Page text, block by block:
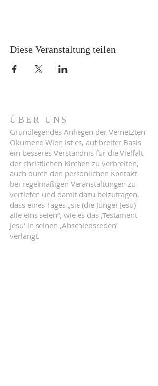
Diese Veranstaltung teilen
ÜBER UNS
Grundlegendes Anliegen der Vernetzten
Ökumene Wien ist es, auf breiter Basis
ein besseres Verständnis für die Vielfalt
der christlichen Kirchen zu verbreiten,
auch durch den persönlichen Kontakt
bei regelmäßigen Veranstaltungen zu
vertiefen und damit dazu beizutragen,
dass eines Tages „sie (die Jünger Jesu)
alle eins seien“, wie es das ‚Testament
Jesu‘ in seinen ‚Abschiedsreden“
verlangt.